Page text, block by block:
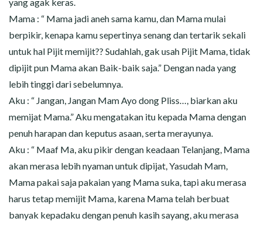
Mama : “ Mama jadi aneh sama kamu, dan Mama mulai
berpikir, kenapa kamu sepertinya senang dan tertarik sekali
untuk hal Pijit memijit?? Sudahlah, gak usah Pijit Mama, tidak
dipijit pun Mama akan Baik-baik saja.” Dengan nada yang
lebih tinggi dari sebelumnya.
Aku : “ Jangan, Jangan Mam Ayo dong Pliss…, biarkan aku
memijat Mama.” Aku mengatakan itu kepada Mama dengan
penuh harapan dan keputus asaan, serta merayunya.
Aku : “ Maaf Ma, aku pikir dengan keadaan Telanjang, Mama
akan merasa lebih nyaman untuk dipijat, Yasudah Mam,
Mama pakai saja pakaian yang Mama suka, tapi aku merasa
harus tetap memijit Mama, karena Mama telah berbuat
banyak kepadaku dengan penuh kasih sayang, aku merasa